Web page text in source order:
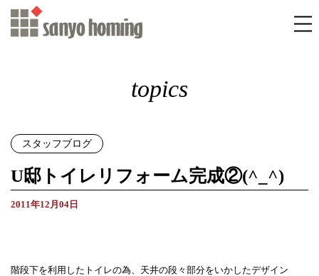
topics
スタッフブログ
U邸トイレリフォーム完成②(^_^)
2011年12月04日
階段下を利用したトイレの為、天井の段々部分をいかしたデザイン